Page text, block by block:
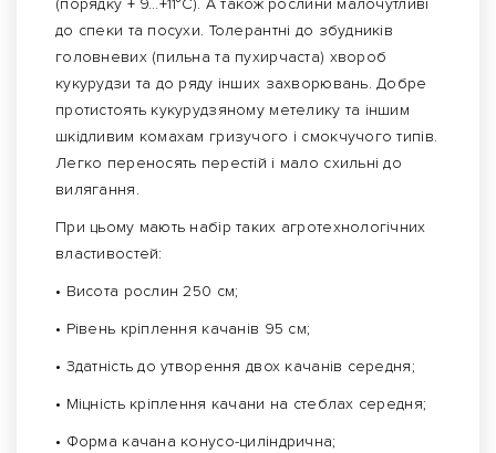
(порядку + 9…+11°С). А також рослини малочутливі
до спеки та посухи. Толерантні до збудників
головневих (пильна та пухирчаста) хвороб
кукурудзи та до ряду інших захворювань. Добре
протистоять кукурудзяному метелику та іншим
шкідливим комахам гризучого і смокчучого типів.
Легко переносять перестій і мало схильні до
вилягання.
При цьому мають набір таких агротехнологічних
властивостей:
• Висота рослин 250 см;
• Рівень кріплення качанів 95 см;
• Здатність до утворення двох качанів середня;
• Міцність кріплення качани на стеблах середня;
• Форма качана конусо-циліндрична;